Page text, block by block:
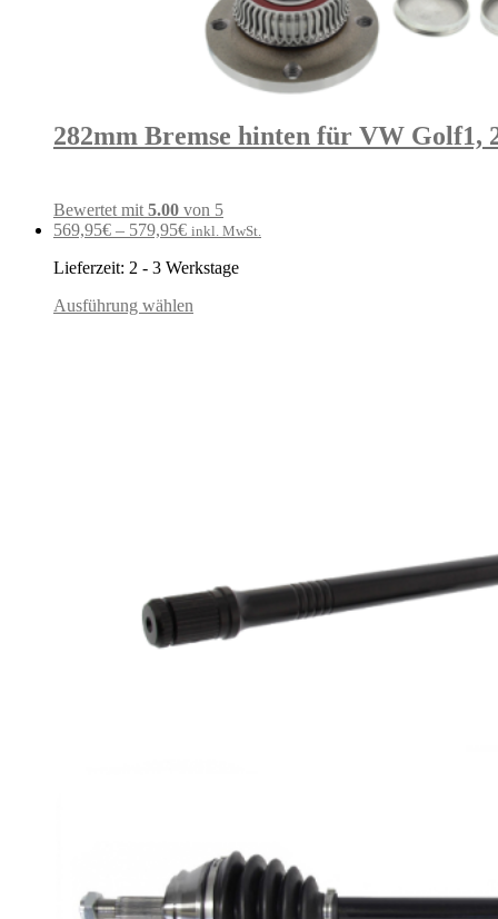
282mm Bremse hinten für VW Golf1,
Bewertet mit5.00 von 5
569,95€ – 579,95€ inkl. MwSt.
Lieferzeit: 2 - 3 Werkstage
Ausführung wählen